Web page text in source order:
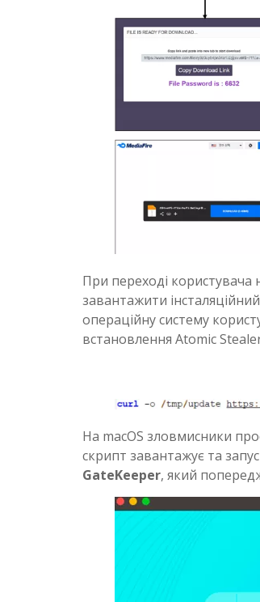
При переході
завантажити
операційну систему
встановлення Atomic
На macOS зловмисники
скрипт завантажує та
GateKeeper, який